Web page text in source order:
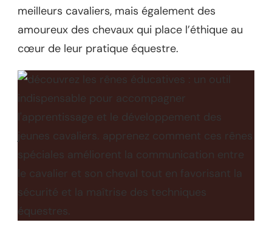
meilleurs cavaliers, mais également des
amoureux des chevaux qui place l’éthique au
cœur de leur pratique équestre.